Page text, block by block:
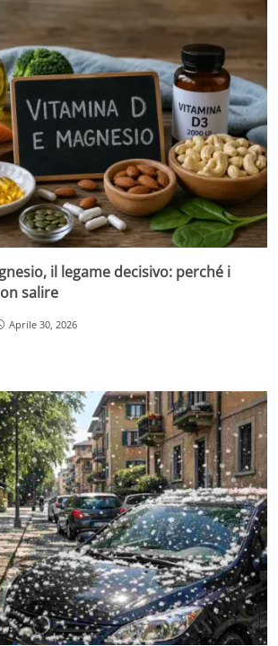
il legame decisivo: perché i
salire
Aprile 30, 2026